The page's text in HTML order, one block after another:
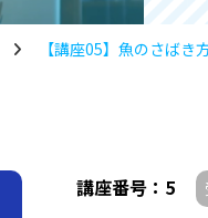
【講座05】魚のさばき
講座番号：5